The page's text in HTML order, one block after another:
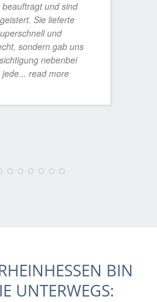
und sind
Sie lieferte
und
sondern gab uns
nebenbei
jede... read more
BIN
UNTERWEGS: